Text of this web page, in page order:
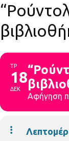
ΤΡ
18
ΔΕΚ
Αφήγηση